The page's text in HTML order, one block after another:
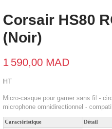
Corsair HS80
(Noir)
1 590,00 MAD
HT
Micro-casque pour gamer sans fil -
microphone omnidirectionnel -
Caractéristique
Détail